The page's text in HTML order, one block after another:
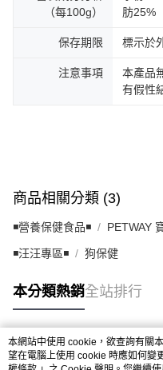
（每100g）
肪25%
保存期限 標示於
注意事項
本產品
有假性
商品相關分類 (3)
◾營養保健食品◾ PETWAY
◾汪汪專區◾ 狗保健
本分類熱銷全站排行
熱門標籤
本網站中使用 cookie，欲查詢有關
望在電腦上使用 cookie 時應如何變